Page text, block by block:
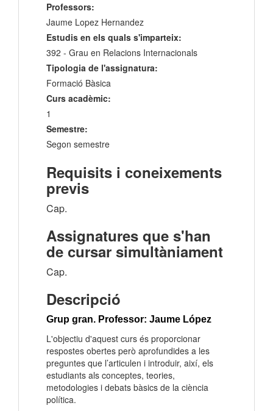
Professors:
Jaume Lopez Hernandez
Estudis en els quals s'imparteix:
392 - Grau en Relacions Internacionals
Tipologia de l'assignatura:
Formació Bàsica
Curs acadèmic:
1
Semestre:
Segon semestre
Requisits i coneixements
previs
Cap.
Assignatures que s'han
de cursar simultàniament
Cap.
Descripció
Grup gran. Professor: Jaume López
L'objectiu d'aquest curs és proporcionar
respostes obertes però aprofundides a les
preguntes que l’articulen i introduir, així, els
estudiants als conceptes, teories,
metodologies i debats bàsics de la ciència
política.